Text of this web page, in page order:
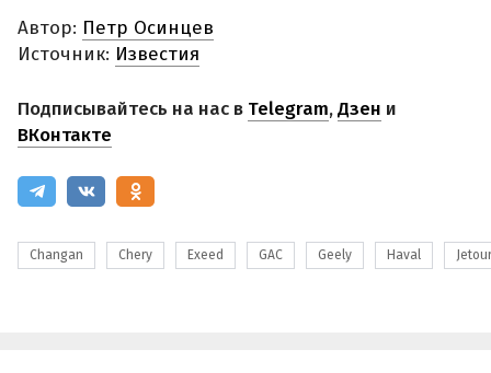
Автор: Петр Осинцев
Источник: Известия
Подписывайтесь на нас в Telegram,Дзен и
ВКонтакте
Changan Chery Exeed GAC Geely Haval Jetour